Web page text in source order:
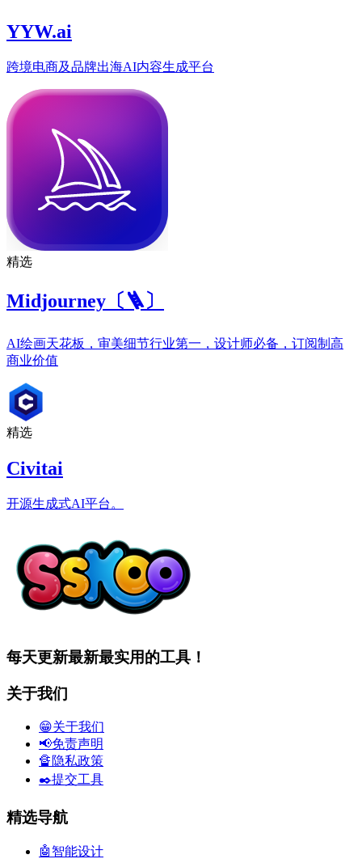
YYW.ai
跨境电商及品牌出海AI内容生成平台
精选
Midjourney〔🪜〕
AI绘画天花板，审美细节行业第一，设计师必备，订阅制高
商业价值
精选
Civitai
开源生成式AI平台。
每天更新最新最实用的工具！
关于我们
😁关于我们
📢免责声明
🔏隐私政策
✒️提交工具
精选导航
🤖智能设计